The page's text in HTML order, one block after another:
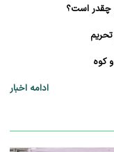
چقدر است؟
کوه
ادامه اخبار